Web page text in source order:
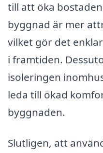
till att öka
byggnad är mer
vilket gör det
i framtiden.
isoleringen
leda till ökad
byggnaden.
Slutligen, att